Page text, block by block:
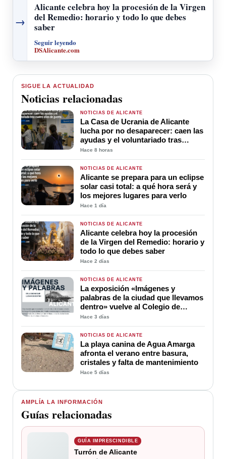
→
Alicante celebra hoy la procesión de la Virgen
del Remedio: horario y todo lo que debes
saber
Seguir leyendo
DSAlicante.com
AMPLÍA LA INFORMACIÓN
Guías relacionadas
GUÍA IMPRESCINDIBLE
Turrón de Alicante
SIGUE LA ACTUALIDAD
Noticias relacionadas
NOTICIAS DE ALICANTE
La Casa de Ucrania de Alicante
lucha por no desaparecer: caen las
ayudas y el voluntariado tras
cuatro años de guerra
Hace 8 horas
NOTICIAS DE ALICANTE
Alicante se prepara para un eclipse
solar casi total: a qué hora será y
los mejores lugares para verlo
Hace 1 día
NOTICIAS DE ALICANTE
Alicante celebra hoy la procesión
de la Virgen del Remedio: horario y
todo lo que debes saber
Hace 2 días
NOTICIAS DE ALICANTE
La exposición «Imágenes y
palabras de la ciudad que llevamos
dentro» vuelve al Colegio de
Médicos de Alicante
Hace 3 días
NOTICIAS DE ALICANTE
La playa canina de Agua Amarga
afronta el verano entre basura,
cristales y falta de mantenimiento
Hace 5 días